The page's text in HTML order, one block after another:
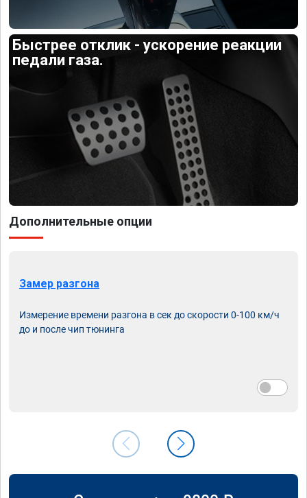
Быстрее отклик - ускорение реакции
педали газа.
Дополнительные опции
Замер разгона
Измерение времени разгона в сек до скорости 0-100 км/ч
до и после чип тюнинга